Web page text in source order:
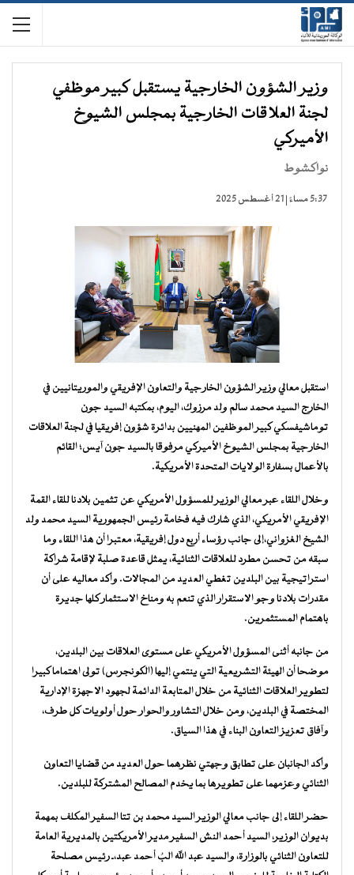
وزير الشؤون الخارجية يستقبل كبير موظفي
لجنة العلاقات الخارجية بمجلس الشيوخ
الأميركي
نواكشوط
5:37 مساءً | 21 أغسطس 2025
استقبل معالي وزير الشؤون الخارجية والتعاون الإفريقي والموريتانيين في
الخارج السيد محمد سالم ولد مرزوك، اليوم، بمكتبه السيد جون
توماشيفسكي كبير الموظفين المهنيين بدائرة شؤون إفريقيا في لجنة العلاقات
الخارجية بمجلس الشيوخ الأميركي مرفوقا بالسيد جون آيس؛ القائم
بالأعمال بسفارة الولايات المتحدة الأمريكية.
وخلال اللقاء عبر معالي الوزير للمسؤول الأمريكي عن تثمين بلادنا للقاء القمة
الإفريقي الأمريكي، الذي شارك فيه فخامة رئيس الجمهورية السيد محمد ولد
الشيخ الغزواني،إلى جانب رؤساء أربع دول إفريقية، معتبرا أن هذا اللقاء وما
سبقه من تحسن مطرد للعلاقات الثنائية، يمثل قاعدة صلبة لإقامة شراكة
استراتيجية بين البلدين تغطي العديد من المجالات. وأكد معاليه على أن
مقدرات بلادنا وجو الاستقرار الذي تنعم به ومناخ الاستثمار كلها جديرة
باهتمام المستثمرين.
من جانبه أثنى المسؤول الأمريكي على مستوى العلاقات بين البلدين،
موضحا أن الهيئة التشريعية التي ينتمي إليها (الكونجرس) تولى اهتماما كبيرا
لتطوير العلاقات الثنائية من خلال المتابعة الدائمة لجهود الاجهزة الإدارية
المختصة في البلدين، ومن خلال التشاور والحوار حول أولويات كل طرف،
وآفاق تعزيز التعاون البناء في هذا السياق.
وأكد الجانبان على تطابق وجهتي نظرهما حول العديد من قضايا التعاون
الثنائي وعزمهما على تطويرها بما يخدم المصالح المشتركة للبلدين.
حضر اللقاء إلى جانب معالي الوزير السيد محمد بن‌ تتا السفير المكلف بمهمة
بديوان الوزير، السيد أحمد النش السفير مدير الأمريكتين بالمديرية العامة
للتعاون الثنائي بالوزارة، والسيد عبد الله البُ أحمد عبد،ـ رئيس مصلحة